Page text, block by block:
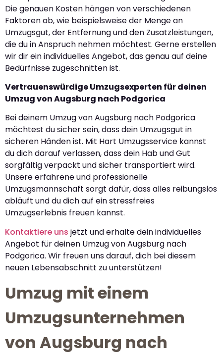
Die genauen Kosten hängen von verschiedenen
Faktoren ab, wie beispielsweise der Menge an
Umzugsgut, der Entfernung und den Zusatzleistungen,
die du in Anspruch nehmen möchtest. Gerne erstellen
wir dir ein individuelles Angebot, das genau auf deine
Bedürfnisse zugeschnitten ist.
Vertrauenswürdige Umzugsexperten für deinen
Umzug von Augsburg nach Podgorica
Bei deinem Umzug von Augsburg nach Podgorica
möchtest du sicher sein, dass dein Umzugsgut in
sicheren Händen ist. Mit Hart Umzugsservice kannst
du dich darauf verlassen, dass dein Hab und Gut
sorgfältig verpackt und sicher transportiert wird.
Unsere erfahrene und professionelle
Umzugsmannschaft sorgt dafür, dass alles reibungslos
abläuft und du dich auf ein stressfreies
Umzugserlebnis freuen kannst.
Kontaktiere uns jetzt und erhalte dein individuelles
Angebot für deinen Umzug von Augsburg nach
Podgorica. Wir freuen uns darauf, dich bei diesem
neuen Lebensabschnitt zu unterstützen!
Umzug mit einem
Umzugsunternehmen
von Augsburg nach